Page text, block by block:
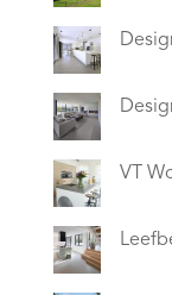
VT